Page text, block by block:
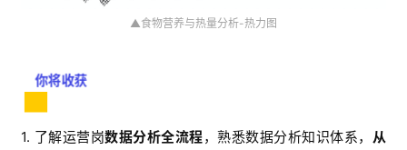
▲食物营养与热量分析-热力图
你将收获
1. 了解运营岗数据分析全流程，熟悉数据分析知识体系， 从